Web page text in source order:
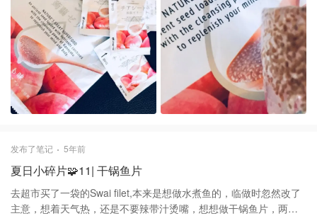
发布了笔记 5年前
夏日小碎片🧩11| 干锅鱼片
去超市买了一袋的Swai filet,本来是想做水煮鱼的，临做时忽然改了
主意，想着天气热，还是不要辣带汁烫嘴，想想做干锅鱼片，两者